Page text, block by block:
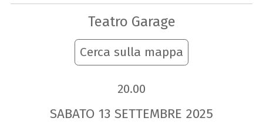
Teatro Garage
Cerca sulla mappa
20.00
SABATO 13 SETTEMBRE 2025